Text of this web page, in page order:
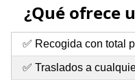
¿Qué ofrece
✅ Recogida con total
✅ Traslados a